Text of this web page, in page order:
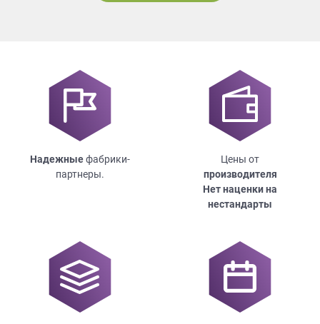
Надежныефабрики-
партнеры.
Цены от
производителя
Нет наценки на
нестандарты